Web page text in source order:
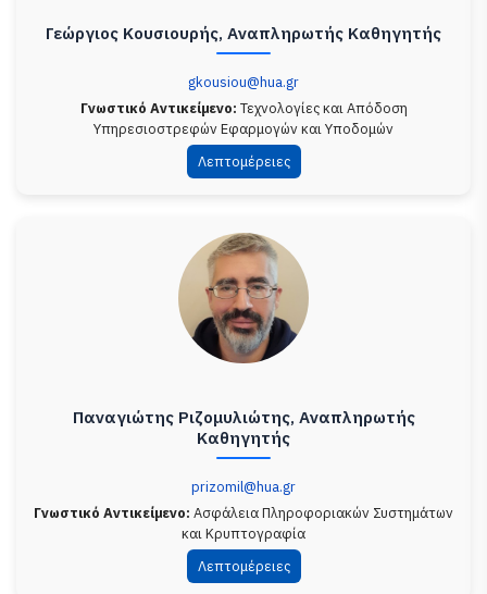
Γεώργιος Κουσιουρής, Αναπληρωτής Καθηγητής
gkousiou@hua.gr
Γνωστικό Αντικείμενο: Τεχνολογίες και Απόδοση
Υπηρεσιοστρεφών Εφαρμογών και Υποδομών
Λεπτομέρειες
Παναγιώτης Ριζομυλιώτης, Αναπληρωτής
Καθηγητής
prizomil@hua.gr
Γνωστικό Αντικείμενο: Ασφάλεια Πληροφοριακών Συστημάτων
και Κρυπτογραφία
Λεπτομέρειες